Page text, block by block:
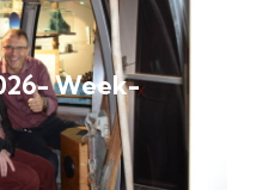
Week-